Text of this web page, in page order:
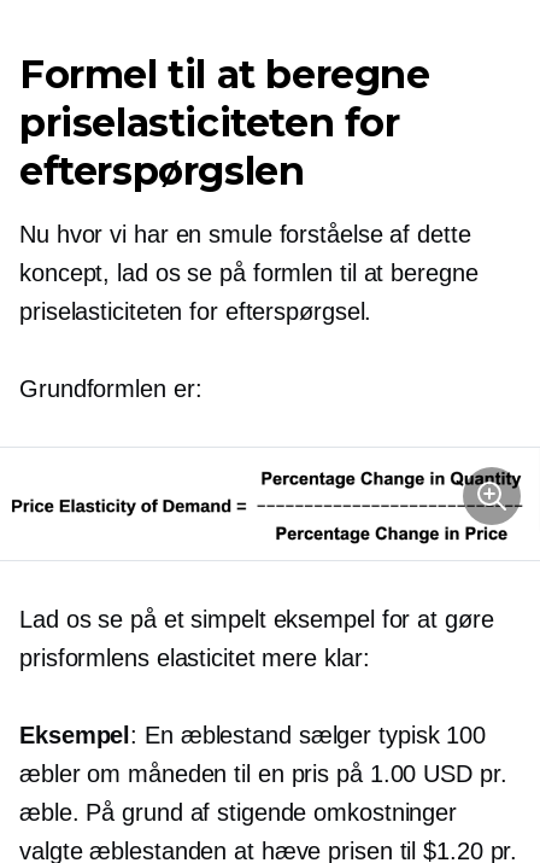
Formel til at beregne
priselasticiteten for
efterspørgslen
Nu hvor vi har en smule forståelse af dette
koncept, lad os se på formlen til at beregne
priselasticiteten for efterspørgsel.
Grundformlen er:
Lad os se på et simpelt eksempel for at gøre
prisformlens elasticitet mere klar:
Eksempel : En æblestand sælger typisk 100
æbler om måneden til en pris på 1.00 USD pr.
æble. På grund af stigende omkostninger
valgte æblestanden at hæve prisen til $1.20 pr.